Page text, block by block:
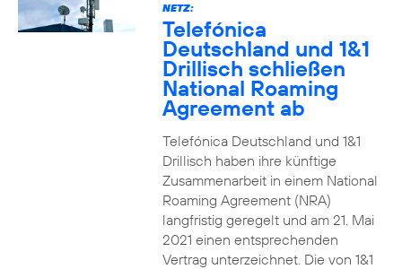
NETZ:
Telefónica
Deutschland und 1&1
Drillisch schließen
National Roaming
Agreement ab
Telefónica Deutschland und 1&1
Drillisch haben ihre künftige
Zusammenarbeit in einem National
Roaming Agreement (NRA)
langfristig geregelt und am 21. Mai
2021 einen entsprechenden
Vertrag unterzeichnet. Die von 1&1